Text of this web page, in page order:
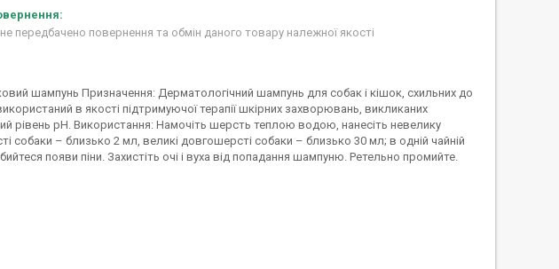
передбачено повернення та обмін даного товару належної якості
шампунь Призначення: Дерматологічний шампунь для собак і кішок, схильних до
в якості підтримуючої терапії шкірних захворювань, викликаних
рівень рН. Використання: Намочіть шерсть теплою водою, нанесіть невелику
собаки – близько 2 мл, великі довгошерсті собаки – близько 30 мл; в одній чайній
появи піни. Захистіть очі і вуха від попадання шампуню. Ретельно промийте.